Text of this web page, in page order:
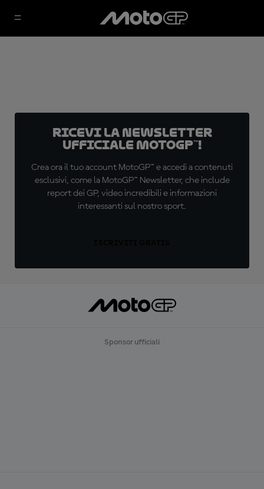
Ricevi la newsletter
ufficiale MotoGP™!
Crea ora il tuo account MotoGP™ e accedi a contenuti
esclusivi, come la MotoGP™ Newsletter, che include
report dei GP, video incredibili e informazioni
interessanti sul nostro sport.
Sponsor ufficiali